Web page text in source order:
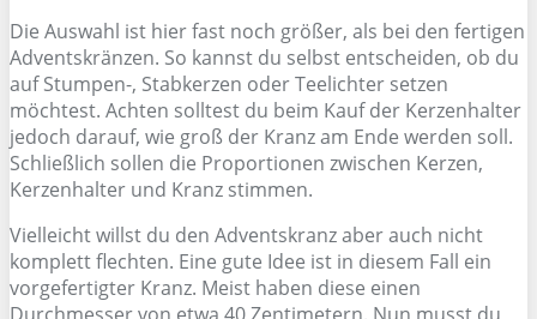
Die Auswahl ist hier fast noch größer, als bei den fertigen
Adventskränzen. So kannst du selbst entscheiden, ob du
auf Stumpen-, Stabkerzen oder Teelichter setzen
möchtest. Achten solltest du beim Kauf der Kerzenhalter
jedoch darauf, wie groß der Kranz am Ende werden soll.
Schließlich sollen die Proportionen zwischen Kerzen,
Kerzenhalter und Kranz stimmen.
Vielleicht willst du den Adventskranz aber auch nicht
komplett flechten. Eine gute Idee ist in diesem Fall ein
vorgefertigter Kranz. Meist haben diese einen